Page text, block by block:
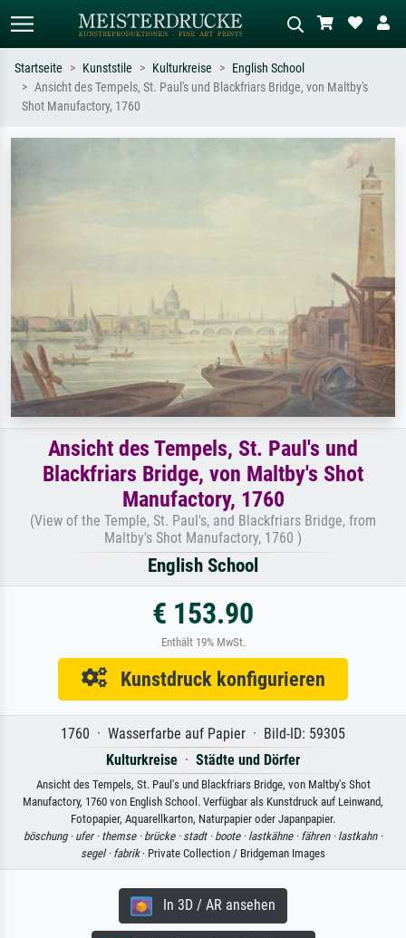
Standardsuche
Wiese, Abstrakt mit viel Rot, Dunkles
Ölgemälde, Stehender Akt neben einem
Startseite Kunststile Kulturkreise
English School
Ansicht des Tempels, St. Paul's und Blackfriars Bridge, von Maltby's
Shot Manufactory, 1760
Ansicht des Tempels, St. Paul's und
Blackfriars Bridge, von Maltby's Shot
Manufactory, 1760
(View of the Temple, St. Paul's, and Blackfriars Bridge, from
Maltby's Shot Manufactory, 1760 )
English School
€ 153.90
Enthält 19% MwSt.
Kunstdruck konfigurieren
1760 · Wasserfarbe auf Papier · Bild-ID: 59305
Kulturkreise · Städte und Dörfer
Ansicht des Tempels, St. Paul's und Blackfriars Bridge, von Maltby's Shot
Manufactory, 1760 von English School. Verfügbar als Kunstdruck auf Leinwand,
Fotopapier, Aquarellkarton, Naturpapier oder Japanpapier.
böschung · ufer · themse · brücke · stadt · boote · lastkähne · fähren · lastkahn ·
segel · fabrik· Private Collection / Bridgeman Images
In 3D / AR ansehen